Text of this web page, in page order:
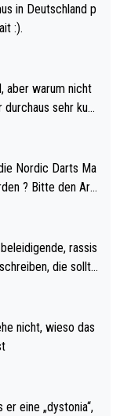
in Deutschland p
:).
aber warum nicht
des Weltmei
Archie Self letzt
durch
sich das (in Ve
? Bitte den Arti
rassis
die sollte
mich: Luke Little
Media GvV p
mal gegen Ric
nicht, wieso das
eine „dystonia“,